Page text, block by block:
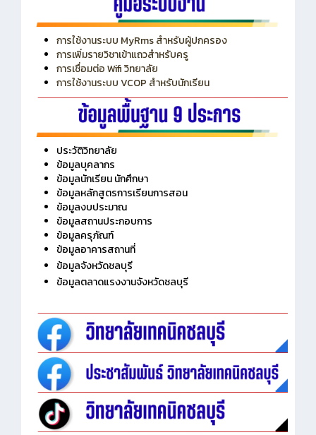
การใช้งานระบบ MyRms สำหรับผู้ปกครอง
การเพิ่มรายวิชาเข้าแถวสำหรับครู
การเชื่อมต่อ Wifi วิทยาลัย
การใช้งานระบบ VCOP สำหรับนักเรียน
ประวัติวิทยาลัย
ข้อมูลบุคลากร
ข้อมูลนักเรียน นักศึกษา
ข้อมูลหลักสูตรการเรียนการสอน
ข้อมูลงบประมาณ
ข้อมูลสถานประกอบการ
ข้อมูลครุภัณฑ์
ข้อมูลอาคารสถานที่
ข้อมูลจังหวัดชลบุรี
ข้อมูลตลาดแรงงานจังหวัดชลบุรี